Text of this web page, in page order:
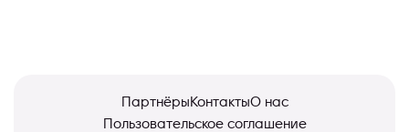
ПартнёрыКонтактыО нас
Пользовательское соглашение